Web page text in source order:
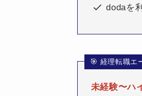
dodaを
🎯 経理転職エ
未経験〜ハ